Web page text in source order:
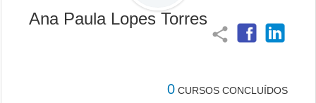
Ana Paula Lopes Torres
share
0 CURSOS CONCLUÍDOS